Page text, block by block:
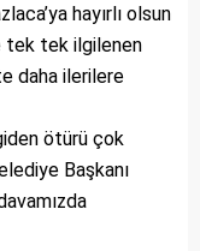
hayırlı olsun
tek tek ilgilenen
daha ilerilere
ötürü çok
Başkanı